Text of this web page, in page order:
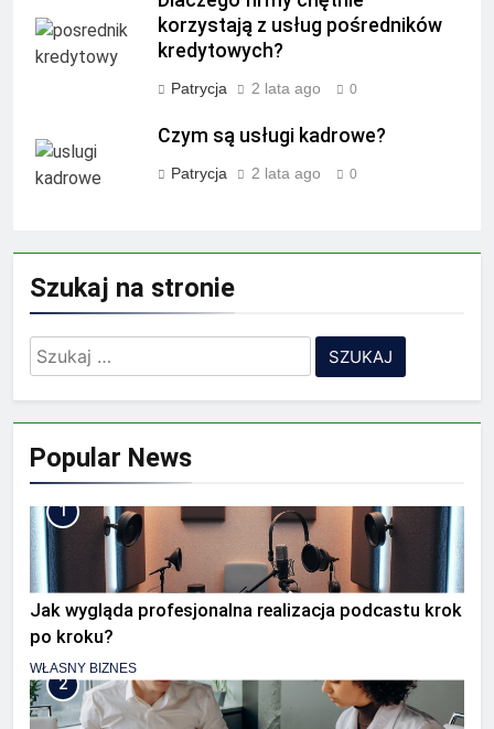
korzystają z usług pośredników
kredytowych?
Patrycja 2 lata ago 0
Czym są usługi kadrowe?
Patrycja 2 lata ago 0
Szukaj na stronie
Szukaj:
Popular News
1
Jak wygląda profesjonalna realizacja podcastu krok
po kroku?
WŁASNY BIZNES
2